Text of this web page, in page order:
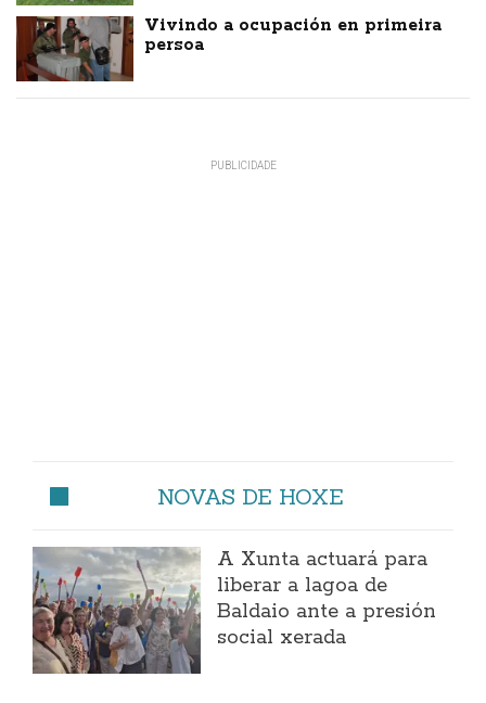
Vivindo a ocupación en primeira
persoa
NOVAS DE HOXE
A Xunta actuará para
liberar a lagoa de
Baldaio ante a presión
social xerada